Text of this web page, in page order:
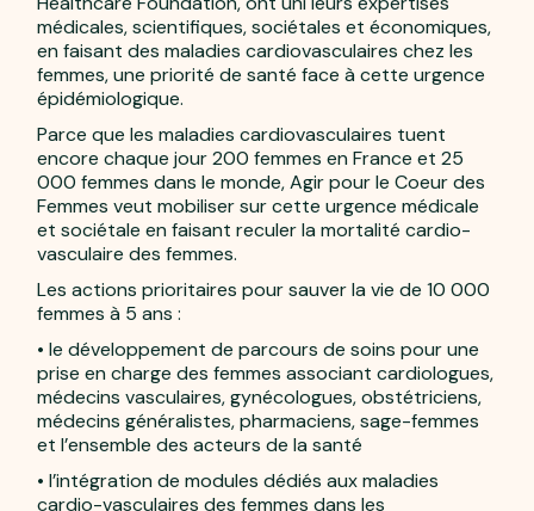
médicales, scientifiques, sociétales et économiques,
en faisant des maladies cardiovasculaires chez les
femmes, une priorité de santé face à cette urgence
épidémiologique.
Parce que les maladies cardiovasculaires tuent
encore chaque jour 200 femmes en France et 25
000 femmes dans le monde, Agir pour le Coeur des
Femmes veut mobiliser sur cette urgence médicale
et sociétale en faisant reculer la mortalité cardio-
vasculaire des femmes.
Les actions prioritaires pour sauver la vie de 10 000
femmes à 5 ans :
• le développement de parcours de soins pour une
prise en charge des femmes associant cardiologues,
médecins vasculaires, gynécologues, obstétriciens,
médecins généralistes, pharmaciens, sage-femmes
et l’ensemble des acteurs de la santé
• l’intégration de modules dédiés aux maladies
cardio-vasculaires des femmes dans les